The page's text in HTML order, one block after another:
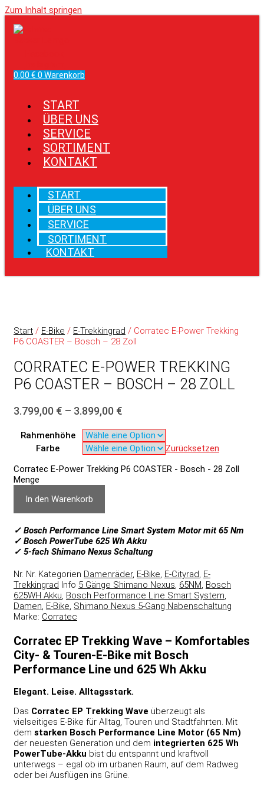
Zum Inhalt springen
0,00 € 0 Warenkorb
START
ÜBER UNS
SERVICE
SORTIMENT
KONTAKT
START
ÜBER UNS
SERVICE
SORTIMENT
KONTAKT
Start / E-Bike / E-Trekkingrad / Corratec E-Power Trekking
P6 COASTER – Bosch – 28 Zoll
CORRATEC E-POWER TREKKING
P6 COASTER – BOSCH – 28 ZOLL
3.799,00 € – 3.899,00 €
Rahmenhöhe
Farbe
Zurücksetzen
Corratec E-Power Trekking P6 COASTER - Bosch - 28 Zoll
Menge
In den Warenkorb
✓ Bosch Performance Line Smart System Motor mit 65 Nm
✓ Bosch PowerTube 625 Wh Akku
✓ 5-fach Shimano Nexus Schaltung
Nr. Nr. Kategorien Damenräder, E-Bike, E-Cityrad, E-
Trekkingrad Info 5 Gänge Shimano Nexus, 65NM, Bosch
625WH Akku, Bosch Performance Line Smart System,
Damen, E-Bike, Shimano Nexus 5-Gang Nabenschaltung
Marke: Corratec
Corratec EP Trekking Wave – Komfortables
City- & Touren-E-Bike mit Bosch
Performance Line und 625 Wh Akku
Elegant. Leise. Alltagsstark.
Das Corratec EP Trekking Wave überzeugt als
vielseitiges E-Bike für Alltag, Touren und Stadtfahrten. Mit
dem starken Bosch Performance Line Motor (65 Nm)
der neuesten Generation und dem integrierten 625 Wh
PowerTube-Akku bist du entspannt und kraftvoll
unterwegs – egal ob im urbanen Raum, auf dem Radweg
oder bei Ausflügen ins Grüne.